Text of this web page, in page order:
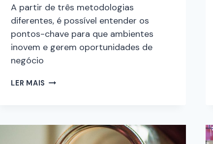
A partir de três metodologias
diferentes, é possível entender os
pontos-chave para que ambientes
inovem e gerem oportunidades de
negócio
LER MAIS